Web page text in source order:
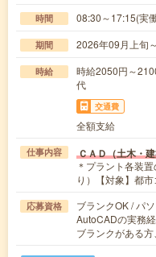
時間 08:30～17:15(実
期間 2026年09月上旬
時給
時給2050円～
代
交通費
全額支給
仕事内容 ＣＡＤ（土木・
＊プラント各装
り）【対象】都
応募資格
ブランクOK / パ
AutoCADの実務
ブランクがある